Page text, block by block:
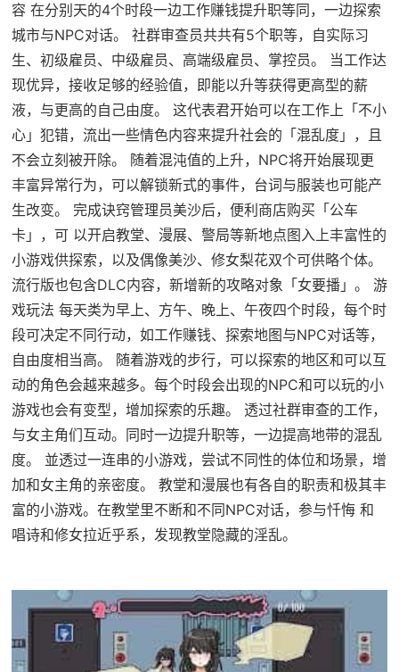
容 在分别天的4个时段一边工作赚钱提升职等同，一边探索
城市与NPC对话。 社群审查员共共有5个职等，自实际习
生、初级雇员、中级雇员、高端级雇员、掌控员。 当工作达
现优异，接收足够的经验值，即能以升等获得更高型的薪
液，与更高的自己由度。 这代表君开始可以在工作上「不小
心」犯错，流出一些情色内容来提升社会的「混乱度」，且
不会立刻被开除。 随着混沌值的上升，NPC将开始展现更
丰富异常行为，可以解锁新式的事件，台词与服装也可能产
生改变。 完成诀窍管理员美沙后，便利商店购买「公车
卡」，可 以开启教堂、漫展、警局等新地点图入上丰富性的
小游戏供探索，以及偶像美沙、修女梨花双个可供略个体。
流行版也包含DLC内容，新增新的攻略对象「女要播」。 游
戏玩法 每天类为早上、方午、晚上、午夜四个时段，每个时
段可决定不同行动，如工作赚钱、探索地图与NPC对话等，
自由度相当高。 随着游戏的步行，可以探索的地区和可以互
动的角色会越来越多。每个时段会出现的NPC和可以玩的小
游戏也会有变型，增加探索的乐趣。 透过社群审查的工作，
与女主角们互动。同时一边提升职等，一边提高地带的混乱
度。 並透过一连串的小游戏，尝试不同性的体位和场景，增
加和女主角的亲密度。 教堂和漫展也有各自的职责和极其丰
富的小游戏。在教堂里不断和不同NPC对话，参与忏悔 和
唱诗和修女拉近乎系，发现教堂隐藏的淫乱。